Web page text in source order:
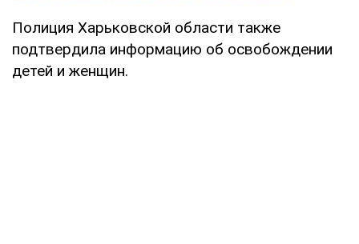
Полиция Харьковской области также
подтвердила информацию об освобождении
детей и женщин.